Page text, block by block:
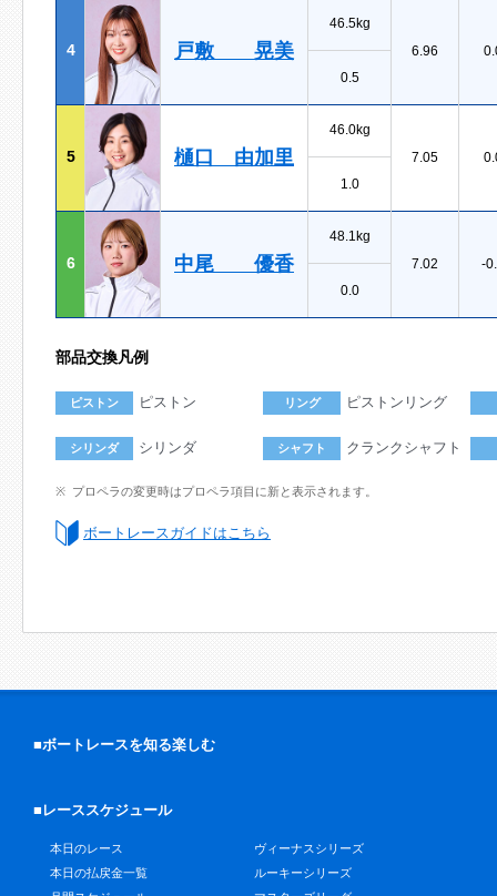
4 戸敷 晃美
46.5kg
6.96
0.5
5 樋口 由加里
46.0kg
7.05
1.0
6 中尾 優香
48.1kg
7.02
-
0.0
部品交換凡例
ピストン ピストン リング ピストンリング
シリンダ シリンダ シャフト クランクシャフト
プロペラの変更時はプロペラ項目に新と表示されます。
ボートレースガイドはこちら
■ボートレースを知る楽しむ
■レーススケジュール
本日のレース
本日の払戻金一覧
ヴィーナスシリーズ
ルーキーシリーズ